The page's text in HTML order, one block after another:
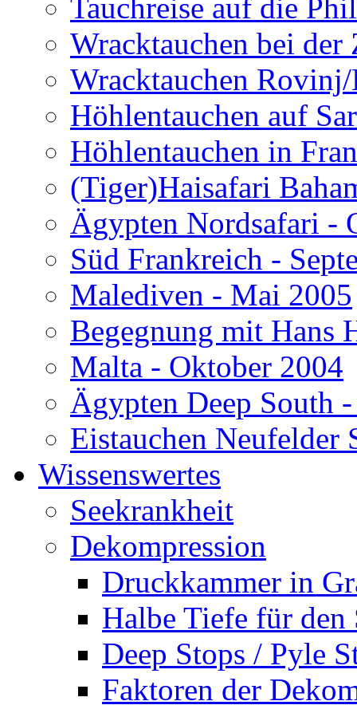
Tauchreise auf die
Wracktauchen bei der
Wracktauchen
Höhlentauchen auf
Höhlentauchen in
(Tiger)Haisafari
Ägypten Nordsafari -
Süd Frankreich -
Malediven - Mai 2005
Begegnung mit Hans
Malta - Oktober 2004
Ägypten Deep South
Eistauchen Neufelder
Wissenswertes
Seekrankheit
Dekompression
Druckkammer in
Halbe Tiefe für den
Deep Stops / Pyle
Faktoren der